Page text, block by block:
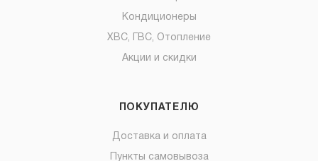
Кондиционеры
ХВС, ГВС, Отопление
Акции и скидки
ПОКУПАТЕЛЮ
Доставка и оплата
Пункты самовывоза